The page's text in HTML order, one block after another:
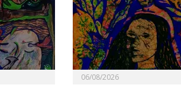
06/08/2026